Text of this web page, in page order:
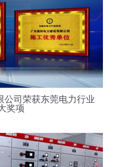
公司荣获东莞电力行业
奖项